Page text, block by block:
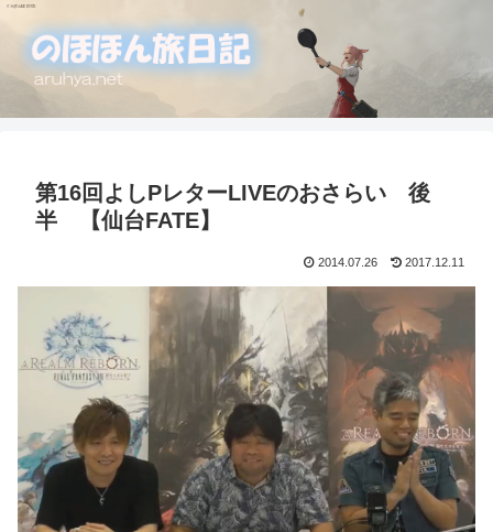
第16回よしPレターLIVEのおさらい 後
半 【仙台FATE】
2014.07.26 2017.12.11